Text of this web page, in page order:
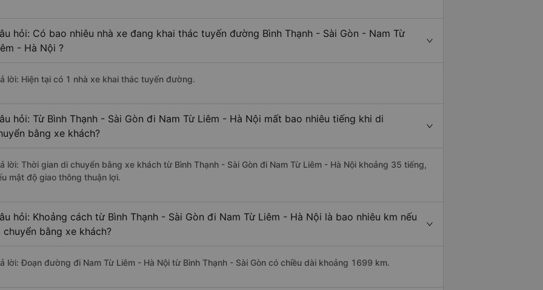
hỏi: Có bao nhiêu nhà xe đang khai thác tuyến đường Bình Thạnh - Sài Gòn - Nam Từ
- Hà Nội ?
lời: Hiện tại có 1 nhà xe khai thác tuyến đường.
hỏi: Từ Bình Thạnh - Sài Gòn đi Nam Từ Liêm - Hà Nội mất bao nhiêu tiếng khi di
bằng xe khách?
lời: Thời gian di chuyển bằng xe khách từ Bình Thạnh - Sài Gòn đi Nam Từ Liêm - Hà Nội khoảng 35 tiếng,
mật độ giao thông thuận lợi.
hỏi: Khoảng cách từ Bình Thạnh - Sài Gòn đi Nam Từ Liêm - Hà Nội là bao nhiêu km nếu
chuyển bằng xe khách?
lời: Đoạn đường đi Nam Từ Liêm - Hà Nội từ Bình Thạnh - Sài Gòn có chiều dài khoảng 1699 km.